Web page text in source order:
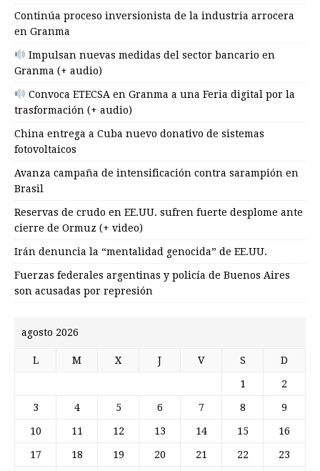
Continúa proceso inversionista de la industria arrocera
en Granma
Impulsan nuevas medidas del sector bancario en
Granma (+ audio)
Convoca ETECSA en Granma a una Feria digital por la
trasformación (+ audio)
China entrega a Cuba nuevo donativo de sistemas
fotovoltaicos
Avanza campaña de intensificación contra sarampión en
Brasil
Reservas de crudo en EE.UU. sufren fuerte desplome ante
cierre de Ormuz (+ video)
Irán denuncia la “mentalidad genocida” de EE.UU.
Fuerzas federales argentinas y policía de Buenos Aires
son acusadas por represión
agosto 2026
L M X J V S D
1 2
3 4 5 6 7 8 9
10 11 12 13 14 15 16
17 18 19 20 21 22 23